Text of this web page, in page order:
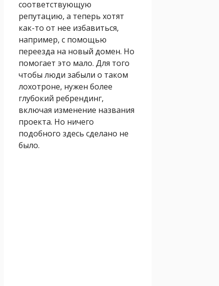
соответствующую
репутацию, а теперь хотят
как-то от нее избавиться,
например, с помощью
переезда на новый домен. Но
помогает это мало. Для того
чтобы люди забыли о таком
лохотроне, нужен более
глубокий ребрендинг,
включая изменение названия
проекта. Но ничего
подобного здесь сделано не
было.